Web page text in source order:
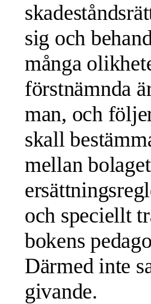
sig och
många
förstnämnda
man, och
skall
mellan
och speciellt
bokens
Därmed inte
givande.